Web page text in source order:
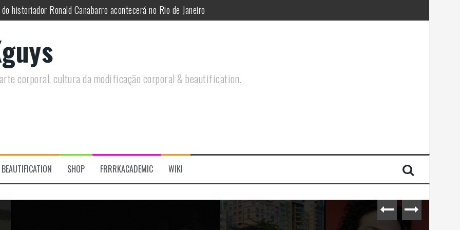
sobre Circo Freak em encontro online
modificações corporais e anarquia em encontro online
saiba como você pode ajudar duas ações que estão a ocorrer
a celebração do Orgulho Freak no Chile
historiador Ronald Canabarro acontecerá no Rio de Janeiro
corporal, cultura da modificação corporal & beautification.
BEAUTIFICATION SHOP FRRRKACADEMIC WIKI